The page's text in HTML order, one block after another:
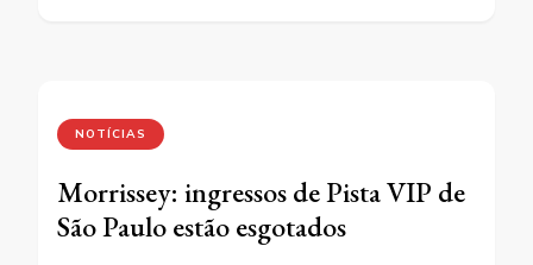
NOTÍCIAS
Morrissey: ingressos de Pista VIP de
São Paulo estão esgotados